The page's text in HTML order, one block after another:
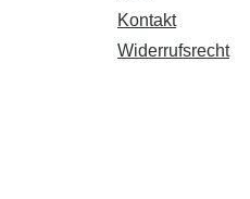
Kontakt
Widerrufsrecht